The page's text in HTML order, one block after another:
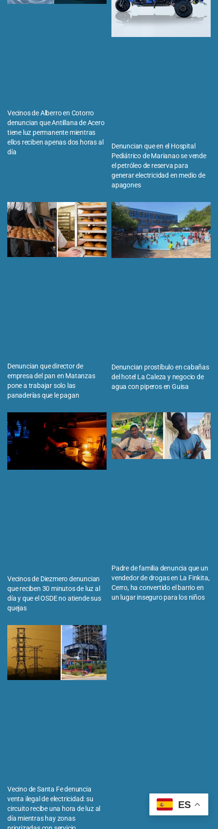
Vecinos de Alberro en Cotorro
denuncian que Antillana de Acero
tiene luz permanente mientras
ellos reciben apenas dos horas al
día
Denuncian que en el Hospital
Pediátrico de Marianao se vende
el petróleo de reserva para
generar electricidad en medio de
apagones
Denuncian que director de
empresa del pan en Matanzas
pone a trabajar solo las
panaderías que le pagan
Denuncian prostíbulo en cabañas
del hotel La Caleza y negocio de
agua con piperos en Guisa
Vecinos de Diezmero denuncian
que reciben 30 minutos de luz al
día y que el OSDE no atiende sus
quejas
Padre de familia denuncia que un
vendedor de drogas en La Finkita,
Cerro, ha convertido el barrio en
un lugar inseguro para los niños
Vecino de Santa Fe denuncia
venta ilegal de electricidad: su
circuito recibe una hora de luz al
día mientras hay zonas
ES